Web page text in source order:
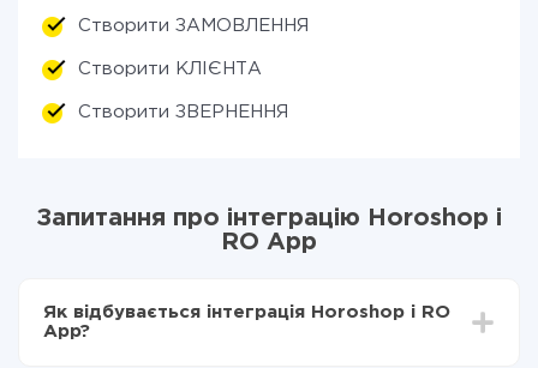
Створити ЗАМОВЛЕННЯ
Створити КЛІЄНТА
Створити ЗВЕРНЕННЯ
Запитання про інтеграцію Horoshop і
RO App
Як відбувається інтеграція Horoshop і RO
App?